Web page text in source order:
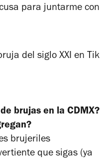
para juntarme con
brujas en la CDMX?
brujeriles
que sigas (ya